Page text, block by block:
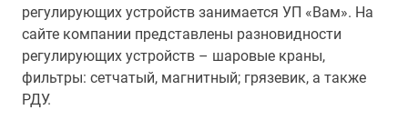
регулирующих устройств занимается УП «Вам». На
сайте компании представлены разновидности
регулирующих устройств – шаровые краны,
фильтры: сетчатый, магнитный; грязевик, а также
РДУ.